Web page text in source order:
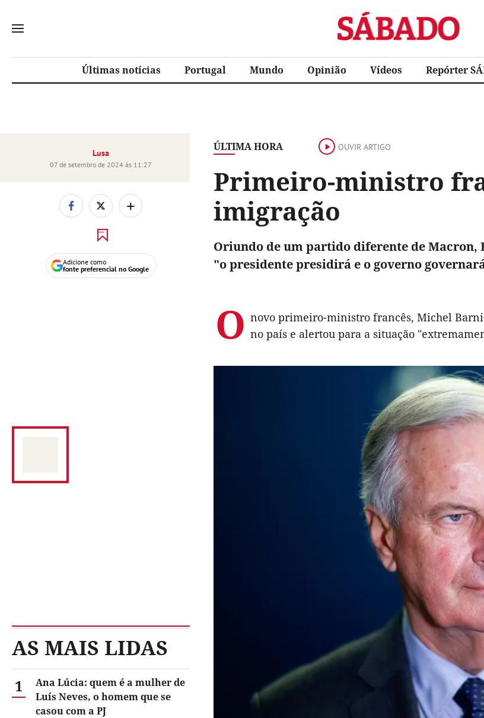
Sábado
Últimas notícias Portugal Mundo Opinião Vídeos Repórter
ÚLTIMA HORA OUVIR ARTIGO
Primeiro-ministro
imigração
Lusa
07 de setembro de 2024 às 11:27
+
Adicione como
fonte preferencial no Google
AS MAIS LIDAS
1
Ana Lúcia: quem é a mulher de
Luís Neves, o homem que se
casou com a PJ
Oriundo de um partido diferente de Macron,
"o presidente presidirá e o governo
O novo primeiro-ministro francês, Michel
no país e alertou para a situação